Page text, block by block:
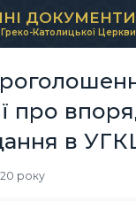
ДОКУМЕНТИ
Греко-Католицької Церкви
про
в
року